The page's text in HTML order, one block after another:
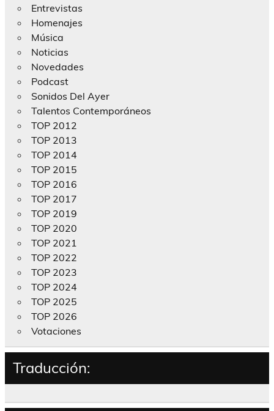
Entrevistas
Homenajes
Música
Noticias
Novedades
Podcast
Sonidos Del Ayer
Talentos Contemporáneos
TOP 2012
TOP 2013
TOP 2014
TOP 2015
TOP 2016
TOP 2017
TOP 2019
TOP 2020
TOP 2021
TOP 2022
TOP 2023
TOP 2024
TOP 2025
TOP 2026
Votaciones
Traducción: